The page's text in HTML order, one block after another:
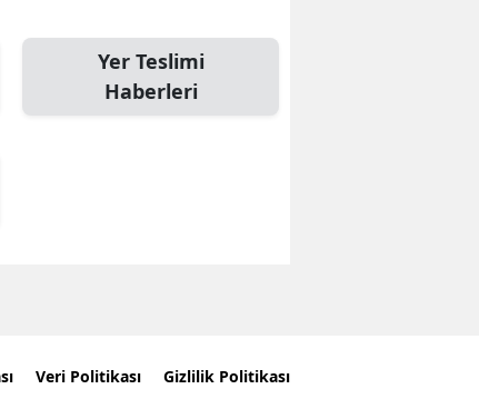
Yer Teslimi
Haberleri
Veri Politikası Gizlilik Politikası